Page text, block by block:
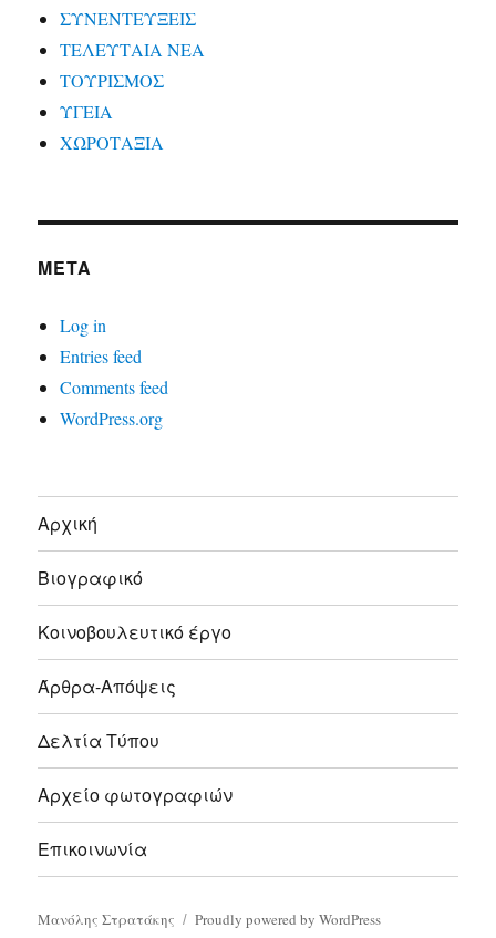
ΣΥΝΕΝΤΕΥΞΕΙΣ
ΤΕΛΕΥΤΑΙΑ ΝΕΑ
ΤΟΥΡΙΣΜΟΣ
ΥΓΕΙΑ
ΧΩΡΟΤΑΞΙΑ
META
Log in
Entries feed
Comments feed
WordPress.org
Αρχική
Βιογραφικό
Κοινοβουλευτικό έργο
Άρθρα-Απόψεις
Δελτία Τύπου
Αρχείο φωτογραφιών
Επικοινωνία
Μανόλης Στρατάκης Proudly powered by WordPress